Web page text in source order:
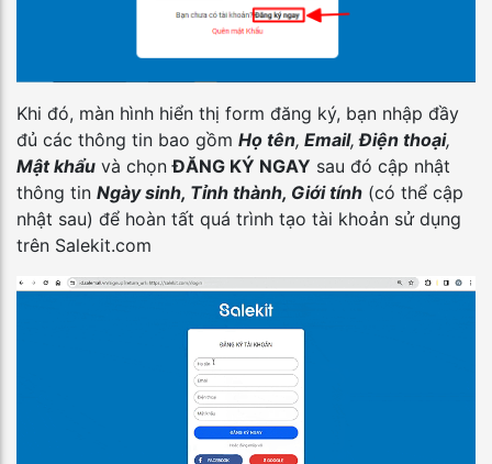
Khi đó, màn hình hiển thị form đăng ký, bạn nhập đầy
đủ các thông tin bao gồm Họ tên, Email, Điện thoại,
Mật khẩu và chọnĐĂNG KÝ NGAY sau đó cập nhật
thông tin Ngày sinh, Tỉnh thành, Giới tính (có thể cập
nhật sau) để hoàn tất quá trình tạo tài khoản sử dụng
trên Salekit.com